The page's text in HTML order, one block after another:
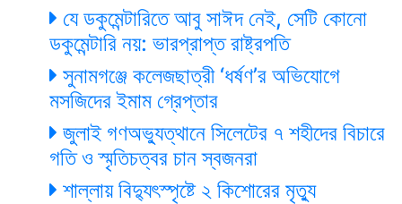
যে ডকুমেন্টারিতে আবু সাঈদ নেই, সেটি কোনো
ডকুমেন্টারি নয়: ভারপ্রাপ্ত রাষ্ট্রপতি
সুনামগঞ্জে কলেজছাত্রী ‘ধর্ষণ’র অভিযোগে
মসজিদের ইমাম গ্রেপ্তার
জুলাই গণঅভ্যুত্থানে সিলেটের ৭ শহীদের বিচারে
গতি ও স্মৃতিচত্বর চান স্বজনরা
শাল্লায় বিদ্যুৎস্পৃষ্টে ২ কিশোরের মৃত্যু